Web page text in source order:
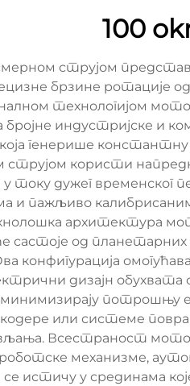
100
струјом
брзине ротације
технологијом
индустријске и
генерише
струјом користи
у току дужег
и пажљиво
архитектура
састоје од
конфигурација
дизајн
потрошњу
или системе
Всестраност
механизме,
се истичу у срединама